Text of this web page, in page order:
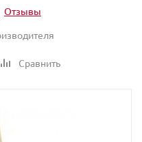
Отзывы
Сравнить